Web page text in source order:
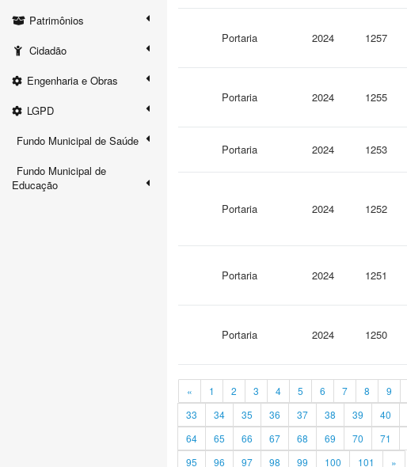
Patrimônios
Cidadão
Engenharia e Obras
LGPD
Fundo Municipal de Saúde
Fundo Municipal de
Educação
Portaria 2024 1257
Portaria 2024 1255
Portaria 2024 1253
Portaria 2024 1252
Portaria 2024 1251
Portaria 2024 1250
« 1 2 3 4 5 6 7 8 9
33
34 35 36 37 38 39 40
64
65 66 67 68 69 70 71
95
96 97 98 99 100 101 »